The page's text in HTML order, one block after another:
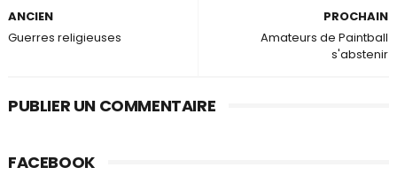
PROCHAIN
Amateurs de Paintball
s'abstenir
ANCIEN
Guerres religieuses
PUBLIER UN COMMENTAIRE
FACEBOOK